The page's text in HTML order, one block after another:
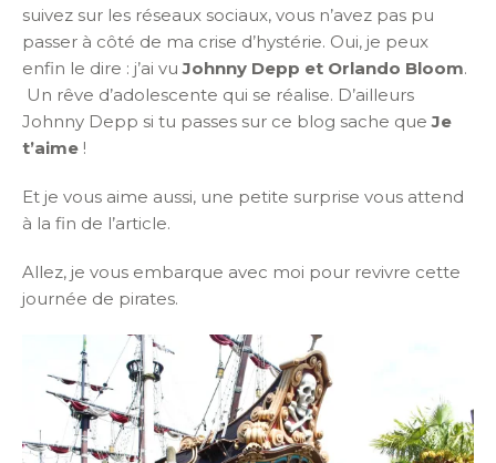
suivez sur les réseaux sociaux, vous n’avez pas pu
passer à côté de ma crise d’hystérie. Oui, je peux
enfin le dire : j’ai vuJohnny Depp et Orlando Bloom.
Un rêve d’adolescente qui se réalise. D’ailleurs
Johnny Depp si tu passes sur ce blog sache queJe
t’aime !
Et je vous aime aussi, une petite surprise vous attend
à la fin de l’article.
Allez, je vous embarque avec moi pour revivre cette
journée de pirates.